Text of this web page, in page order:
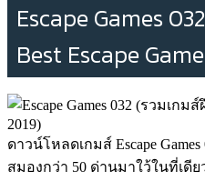
Escape Games
Best Escape
ดาวน์โหลดเกมส์ Escape
สมองกว่า 50 ด่านมาใว้ในที่เดี